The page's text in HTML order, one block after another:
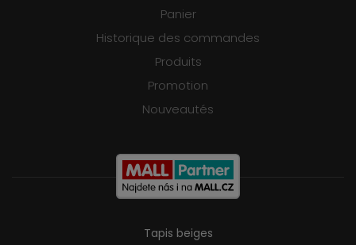
Panier
Historique des commandes
Produits
Promotion
Nouveautés
Tapis beiges